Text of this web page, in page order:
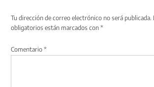
Tu dirección de correo electrónico no será publicada.
obligatorios están marcados con*
Comentario*